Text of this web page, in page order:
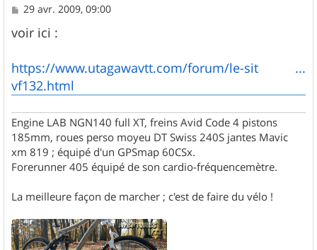
M
s
s
g
e
29 avr. 2009, 09:00
voir ici :
https://www.utagawavtt.com/forum/le-sit ...
vf132.html
Engine LAB NGN140 full XT, freins Avid Code 4 pistons
185mm, roues perso moyeu DT Swiss 240S jantes Mavic
xm 819 ; équipé d'un GPSmap 60CSx.
Forerunner 405 équipé de son cardio-fréquencemètre.
La meilleure façon de marcher ; c'est de faire du vélo !